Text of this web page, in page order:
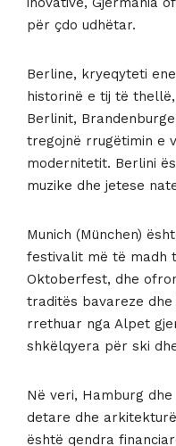
për çdo udhëtar.
Berline, kryeqyteti
historinë e tij të
Berlinit,
tregojnë rrugëtimin e
modernitetit. Berlini
muzike dhe jetese
Munich (München)
festivalit më të madh
Oktoberfest, dhe
traditës bavareze dhe
rrethuar nga Alpet
shkëlqyera për ski
Në veri, Hamburg
detare dhe
është qendra